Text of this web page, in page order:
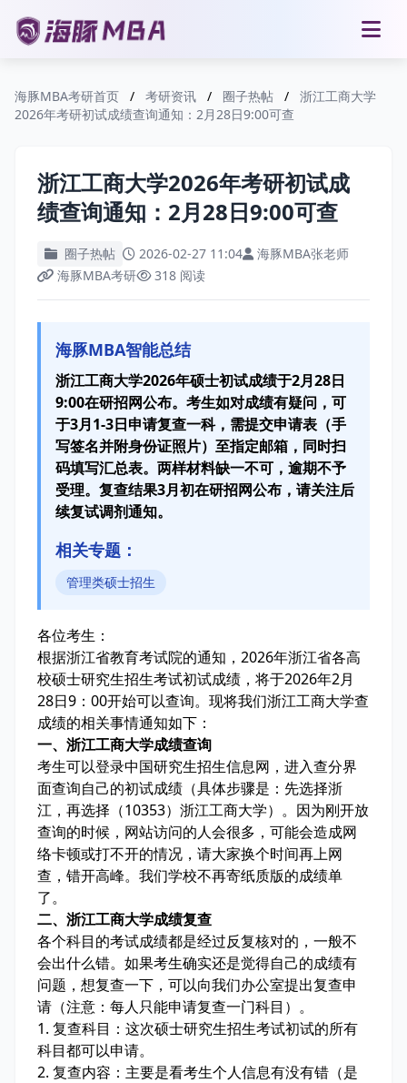
海豚MBA考研首页 / 考研资讯 / 圈子热帖 /
浙江工商大学
2026年考研初试成绩查询通知：2月28日9:00可查
浙江工商大学2026年考研初试成
绩查询通知：2月28日9:00可查
圈子热帖 2026-02-27 11:04
海豚MBA张老师
海豚MBA考研
318 阅读
海豚MBA智能总结
浙江工商大学2026年硕士初试成绩于2月28日
9:00在研招网公布。考生如对成绩有疑问，可
于3月1-3日申请复查一科，需提交申请表（手
写签名并附身份证照片）至指定邮箱，同时扫
码填写汇总表。两样材料缺一不可，逾期不予
受理。复查结果3月初在研招网公布，请关注后
续复试调剂通知。
相关专题：
管理类硕士招生
各位考生：
根据浙江省教育考试院的通知，2026年浙江省各高
校硕士研究生招生考试初试成绩，将于2026年2月
28日9：00开始可以查询。现将我们浙江工商大学查
成绩的相关事情通知如下：
一、浙江工商大学成绩查询
考生可以登录中国研究生招生信息网，进入查分界
面查询自己的初试成绩（具体步骤是：先选择浙
江，再选择（10353）浙江工商大学）。因为刚开放
查询的时候，网站访问的人会很多，可能会造成网
络卡顿或打不开的情况，请大家换个时间再上网
查，错开高峰。我们学校不再寄纸质版的成绩单
了。
二、浙江工商大学成绩复查
各个科目的考试成绩都是经过反复核对的，一般不
会出什么错。如果考生确实还是觉得自己的成绩有
问题，想复查一下，可以向我们办公室提出复查申
请（注意：每人只能申请复查一门科目）。
1. 复查科目：这次硕士研究生招生考试初试的所有
科目都可以申请。
2. 复查内容：主要是看考生个人信息有没有错（是